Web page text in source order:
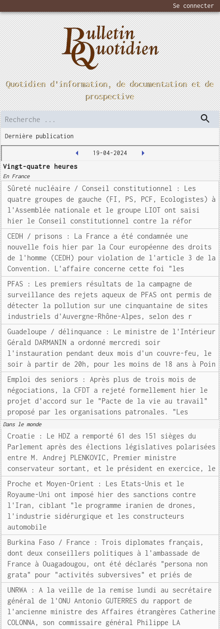
Se connecter
Quotidien d'information, de documentation et de
prospective
Dernière publication
19-04-2024
Vingt-quatre heures
En France
Sûreté nucléaire / Conseil constitutionnel : Les
quatre groupes de gauche (FI, PS, PCF, Ecologistes) à
l'Assemblée nationale et le groupe LIOT ont saisi
hier le Conseil constitutionnel contre la réfor
CEDH / prisons : La France a été condamnée une
nouvelle fois hier par la Cour européenne des droits
de l'homme (CEDH) pour violation de l'article 3 de la
Convention. L'affaire concerne cette foi "les
PFAS : Les premiers résultats de la campagne de
surveillance des rejets aqueux de PFAS ont permis de
détecter la pollution sur une cinquantaine de sites
industriels d'Auvergne-Rhône-Alpes, selon des r
Guadeloupe / délinquance : Le ministre de l'Intérieur
Gérald DARMANIN a ordonné mercredi soir
l'instauration pendant deux mois d'un couvre-feu, le
soir à partir de 20h, pour les moins de 18 ans à Poin
Emploi des seniors : Après plus de trois mois de
négociations, la CFDT a rejeté formellement hier le
projet d'accord sur le "Pacte de la vie au travail"
proposé par les organisations patronales. "Les
Dans le monde
Croatie : Le HDZ a remporté 61 des 151 sièges du
Parlement après des élections législatives polarisées
entre M. Andrej PLENKOVIC, Premier ministre
conservateur sortant, et le président en exercice, le
Proche et Moyen-Orient : Les Etats-Unis et le
Royaume-Uni ont imposé hier des sanctions contre
l'Iran, ciblant "le programme iranien de drones,
l'industrie sidérurgique et les constructeurs
automobile
Burkina Faso / France : Trois diplomates français,
dont deux conseillers politiques à l'ambassade de
France à Ouagadougou, ont été déclarés "persona non
grata" pour "activités subversives" et priés de
UNRWA : A la veille de la remise lundi au secrétaire
général de l'ONU Antonio GUTERRES du rapport de
l'ancienne ministre des Affaires étrangères Catherine
COLONNA, son commissaire général Philippe LA